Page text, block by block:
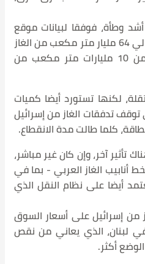
وطأة، فوفقا لبيانات موقع
enrdata، استهلكت مصر حوالي 64 مليار متر مكعب من الغاز
في عام 2024، منها أكثر من 10 مليارات متر مكعب من
لكنها تستورد أيضا كميات
تدفقات الغاز من إسرائيل
كلما طالت مدة الانقطاع.
تأثير آخر، وإن كان غير مباشر،
أنابيب الغاز العربي - بما في
أيضا على نظام النقل الذي
من إسرائيل على أسعار السوق
لبنان، الذي يعاني من نقص
أكثر.